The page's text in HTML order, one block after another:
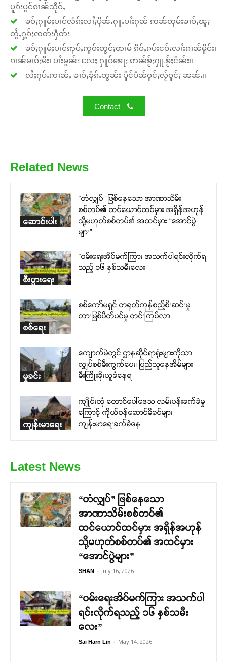
ပူၵ်းပွင်ၵၢၼ်သိုဝ်ႇ
ၶဝ်ႈႁူမ်ႈပၢင်လႅၵ်ႈလၢႆႈပိုၼ်ႉႁူႉပၢႆးႁၼ် ဢၼ်ၸုမ်းၶၢဝ်ႇၽူႈ
တွႆႇႁွၵ်ႈၸတ်းႁဵတ်း
ၶဝ်ႈႁူမ်ႈပၢင်ဢုပ်ႇဢူဝ်းတွင်ႈထၢမ် ၵဵဝ်ႇၵပ်းငဝ်းလၢႆးၵၢၼ်မိူင်း၊
ၵၢၼ်မၢၵ်ႈမီး၊ ပၢႆးမွၼ်း လႄႈ ႁူဝ်ၶေႃႈ ဢၼ်ၶႂ်ႈႁူႉၶႂ်ႈငိၼ်း။
လႆႈႁပ်ႉဢၢၼ်ႇ ၶၢဝ်ႇၶိုၵ်ႉတွၼ်း ပိူင်ပဵၼ်ဝူင်ႈလႂ်ဝူင်ႈ ၼၼ်ႉ။
Contact
Related News
ဆောင်းပါး
“တံလျှပ်” ဖြစ်နေသော အာဏာသိမ်း
စစ်တပ်၏ ထင်ယောင်ထင်မှား အရှိန်အဟုန်
သို့မဟုတ်စစ်တပ်၏ အထင်မှား “အောင်ပွဲ
များ”
စီးပွားရေး
“ဝမ်းရေးအိပ်မက်ကြား အသက်ပါရင်းလိုက်ရ
သည့် ၁၆ နှစ်သမီးလေး”
စစ်ရေး
စစ်ကော်မရှင် တရုတ်ကုန်စည်စီးဆင်းမှု
တားမြစ်ပိတ်ပင်မှု တင်းကြပ်လာ
မှုခင်း
ကျောက်မဲတွင် ဌာနဆိုင်ရာရုံးများကိုသာ
လျှပ်စစ်မီးကွက်ပေး၊ ပြည်သူနေအိမ်များ
မီးကြိုးခိုးယူခံနေရ
ကျန်းမာရေး
ကျိုင်းတုံ တောင်ပေါ်ဒေသ လမ်းပန်းခက်ခဲမှု
ကြောင့် ကိုယ်ဝန်ဆောင်မိခင်များ
ကျန်းမာရေးခက်ခဲနေ
Latest News
“တံလျှပ်” ဖြစ်နေသော
အာဏာသိမ်းစစ်တပ်၏
ထင်ယောင်ထင်မှား အရှိန်အဟုန်
သို့မဟုတ်စစ်တပ်၏ အထင်မှား
“အောင်ပွဲများ”
SHAN - July 16, 2026
“ဝမ်းရေးအိပ်မက်ကြား အသက်ပါ
ရင်းလိုက်ရသည့် ၁၆ နှစ်သမီး
လေး”
Sai Harn Lin - May 14, 2026